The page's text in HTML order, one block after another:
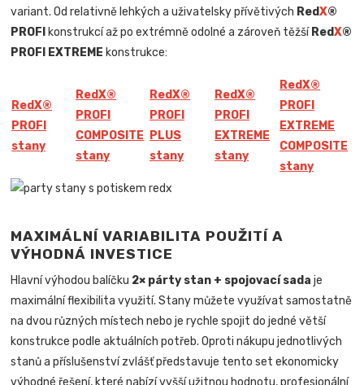
variant. Od relativně lehkých a uživatelsky přívětivých RedX®
PROFI konstrukcí až po extrémně odolné a zároveň těžší RedX®
PROFI EXTREME konstrukce:
RedX®
PROFI
stany
RedX®
PROFI
COMPOSITE
stany
RedX®
PROFI
PLUS
stany
RedX®
PROFI
EXTREME
stany
RedX®
PROFI
EXTREME
COMPOSITE
stany
MAXIMÁLNÍ VARIABILITA POUŽITÍ A
VÝHODNÁ INVESTICE
Hlavní výhodou balíčku 2× párty stan + spojovací sada je
maximální flexibilita využití. Stany můžete využívat samostatně
na dvou různých místech nebo je rychle spojit do jedné větší
konstrukce podle aktuálních potřeb. Oproti nákupu jednotlivých
stanů a příslušenství zvlášť představuje tento set ekonomicky
výhodné řešení, které nabízí vyšší užitnou hodnotu, profesionální